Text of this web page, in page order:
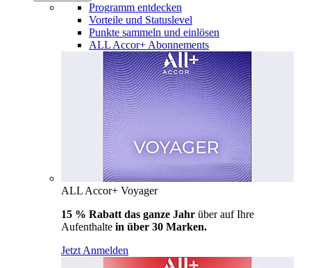
Programm entdecken
Vorteile und Statuslevel
Punkte sammeln und einlösen
ALL Accor+ Abonnements
ALL Accor+ Voyager
15 % Rabatt das ganze Jahr über auf Ihre
Aufenthalte in über 30 Marken.
Jetzt Anmelden